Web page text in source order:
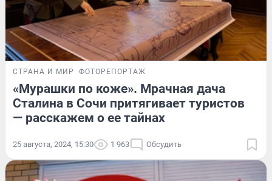
СТРАНА И МИР ФОТОРЕПОРТАЖ
«Мурашки по коже». Мрачная дача
Сталина в Сочи притягивает туристов
— расскажем о ее тайнах
25 августа, 2024, 15:30 1 963 Обсудить